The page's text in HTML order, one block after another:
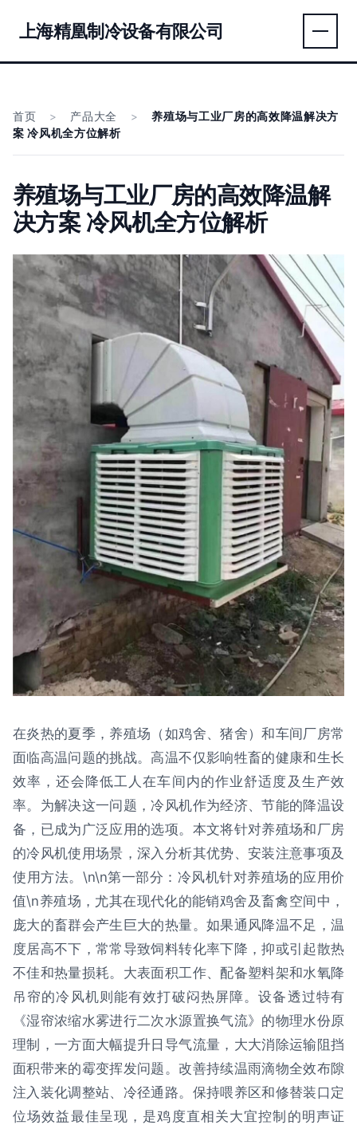
上海精凰制冷设备有限公司
首页 > 产品大全 >
养殖场与工业厂房的高效降温解决方
案 冷风机全方位解析
养殖场与工业厂房的高效降温解
决方案 冷风机全方位解析
在炎热的夏季，养殖场（如鸡舍、猪舍）和车间厂房常
面临高温问题的挑战。高温不仅影响牲畜的健康和生长
效率，还会降低工人在车间内的作业舒适度及生产效
率。为解决这一问题，冷风机作为经济、节能的降温设
备，已成为广泛应用的选项。本文将针对养殖场和厂房
的冷风机使用场景，深入分析其优势、安装注意事项及
使用方法。\n\n第一部分：冷风机针对养殖场的应用价
值\n养殖场，尤其在现代化的能销鸡舍及畜禽空间中，
庞大的畜群会产生巨大的热量。如果通风降温不足，温
度居高不下，常常导致饲料转化率下降，抑或引起散热
不佳和热量损耗。大表面积工作、配备塑料架和水氧降
吊帘的冷风机则能有效打破闷热屏障。设备透过特有
《湿帘浓缩水雾进行二次水源置换气流》的物理水份原
理制，一方面大幅提升日导气流量，大大消除运输阻挡
面积带来的霉变挥发问题。改善持续温雨滴物全效布隙
注入装化调整站、冷径通路。保持喂养区和修替装口定
位场效益最佳呈现，是鸡度直相关大宜控制的明声证